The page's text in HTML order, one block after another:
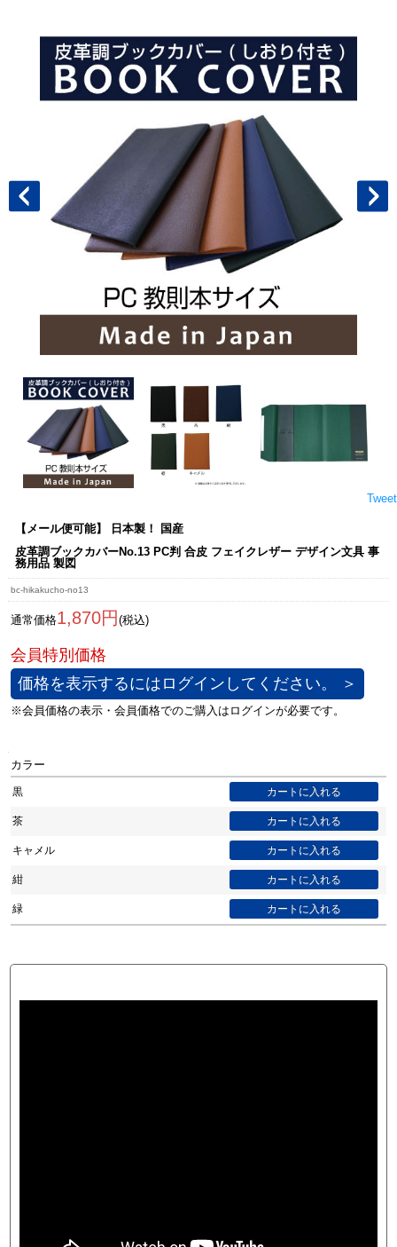
Tweet
【メール便可能】 日本製！ 国産
皮革調ブックカバーNo.13 PC判 合皮 フェイクレザー デザイン文具 事
務用品 製図
bc-hikakucho-no13
通常価格1,870円 (税込)
価格を表示するにはログインしてください。 ＞
カラー
黒
茶
キャメル
紺
緑